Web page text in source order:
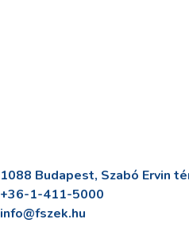
1088 Budapest, Szabó Ervin
+36-1-411-5000
info@fszek.hu